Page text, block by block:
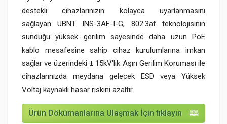
destekli cihazlarınızın kolayca uyarlanmasını
sağlayan UBNT INS-3AF-I-G, 802.3af teknolojisinin
sunduğu yüksek gerilim sayesinde daha uzun PoE
kablo mesafesine sahip cihaz kurulumlarına imkan
sağlar ve üzerindeki ± 15kV'lık Aşırı Gerilim Koruması ile
cihazlarınızda meydana gelecek ESD veya Yüksek
Voltaj kaynaklı hasar riskini azaltır.
Ürün Dökümanlarına Ulaşmak İçin tıklayın